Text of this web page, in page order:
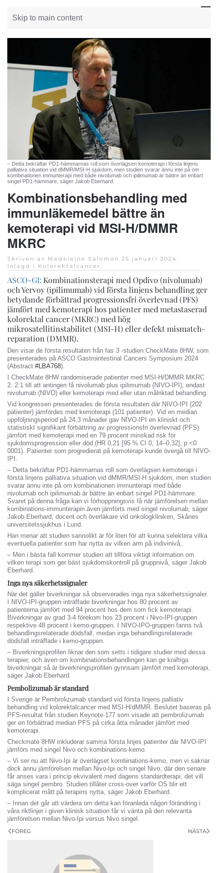
Skip to main content
– Detta bekräftar PD1-hämmarnas roll som överlägsen kemoterapi i första linjens
palliativa situation vid dMMR/MSI-H sjukdom, men studien svarar ännu inte på om
kombinationen immunterapi med både nivolumab och ipilimumab är bättre än enbart
singel PD1-hämmare, säger Jakob Eberhard.
Kombinationsbehandling med
immunläkemedel bättre än
kemoterapi vid MSI-H/DMMR
MKRC
Skriven av Madeleine Salomon 25 januari 2024.
Inlagd i Kolorektalcancer .
ASCO-GI: Kombinationsterapi med Opdivo (nivolumab)
och Yervoy (ipilimumab) vid första linjens behandling ger
betydande förbättrad progressionsfri överlevnad (PFS)
jämfört med kemoterapi hos patienter med metastaserad
kolorektal cancer (MKRC) med hög
mikrosatellitinstabilitet (MSI-H) eller defekt mismatch-
reparation (DMMR).
Den visar de första resultaten från fas 3 -studien CheckMate 8HW, som
presenterades på ASCO Gastrointestinal Cancers Symposium 2024
(Abstract #LBA768).
I CheckMate 8HW randomiserade patienter med MSI-H/DMMR MKRC
2: 2:1 till att antingen få nivolumab plus ipilimumab (NIVO-IPI), endast
nivolumab (NIVO) eller kemoterapi med eller utan målriktad behandling.
Vid kongressen presenterades de första resultaten där NIVO-IPI (202
patienter) jämfördes med kemoterapi (101 patienter). Vid en median
uppföljningsperiod på 24,3 månader gav NIVO-IPI en kliniskt och
statistiskt signifikant förbättring av progressionsfri överlevnad (PFS)
jämfört med kemoterapi med en 79 procent minskad risk för
sjukdomsprogression eller död (HR 0,21 [95 % CI 0, 14–0,32]; p <0
0001). Patienter som progredierat på kemoterapi kunde övergå till NIVO-
IPI.
– Detta bekräftar PD1-hämmarnas roll som överlägsen kemoterapi i
första linjens palliativa situation vid dMMR/MSI-H sjukdom, men studien
svarar ännu inte på om kombinationen immunterapi med både
nivolumab och ipilimumab är bättre än enbart singel PD1-hämmare.
Svaret på denna fråga kan vi förhoppningsvis få när jämförelsen mellan
kombinations-immunterapin även jämförts med singel nivolumab, säger
Jakob Eberhard, docent och överläkare vid onkologkliniken, Skånes
universitetssjukhus i Lund.
Han menar att studien sannolikt är för liten för att kunna selektera vilka
eventuella patienter som har nytta av vilken arm på indivinivå,
– Men i bästa fall kommer studien att tillföra viktigt information om
vilken terapi som ger bäst sjukdomskontroll på gruppnivå, säger Jakob
Eberhard.
Inga nya säkerhetssignaler
När det gäller biverkningar så observerades inga nya säkerhetssignaler.
I NIVO-IPI-gruppen inträffade biverkningar hos 80 procent av
patienterna jämfört med 94 procent hos dem som fick kemoterapi.
Biverkningar av grad 3-4 förekom hos 23 procent i Nivo-IPI-gruppen
respektive 48 procent i kemo-gruppen. I NIVO-IPO-gruppen fanns två
behandlingsrelaterade dödsfall, medan inga behandlingsrelaterade
dödsfall inträffade i kemo-gruppen.
– Biverkningsprofilen liknar den som setts i tidigare studier med dessa
terapier, och även om kombinationsbehandlingen kan ge kraftiga
biverkningar så är biverkningsprofilen gynnsam jämfört med kemoterapi,
säger Jakob Eberhard.
Pembolizumab är standard
I Sverige är Pembrolizumab standard vid första linjens palliativ
behandling vid kolorektalcancer med MSI-H/dMMR. Beslutet baseras på
PFS-resultat från studien Keynote-177 som visade att pembrolizumab
ger en förbättrad median PFS på cirka åtta månader jämfört med
kemoterapi.
Checkmate 8HW inkluderar samma första linjes patienter där NIVO-IPI
jämförs med singel Nivo och kombinations-kemo.
– Vi ser nu att Nivo-Ipi är överlägset kombinations-kemo, men vi saknar
dock ännu jämförelsen mellan Nivo-Ipi och singel Nivo, där den senare
får anses vara i princip ekvivalent med dagens standardterapi, det vill
säga singel pembro. Studien tillåter cross-over varför OS blir ett
komplicerat mått på terapins nytta, säger Jakob Eberhard.
– Innan det går att värdera om detta kan föranleda någon förändring i
våra riktlinjer i given klinisk situation får vi vänta på den relevanta
jämförelsen mellan Nivo-Ipi versus Nivo singel.
FÖREG NÄSTA